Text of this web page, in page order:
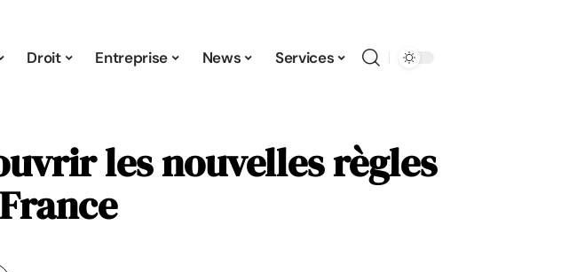
Droit Entreprise News Services
les nouvelles règles